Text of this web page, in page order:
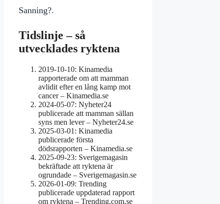
Sanning?.
Tidslinje – så
utvecklades ryktena
2019-10-10: Kinamedia
rapporterade om att mamman
avlidit efter en lång kamp mot
cancer – Kinamedia.se
2024-05-07: Nyheter24
publicerade att mamman sällan
syns men lever – Nyheter24.se
2025-03-01 : Kinamedia
publicerade första
dödsrapporten – Kinamedia.se
2025-09-23: Sverigemagasin
bekräftade att ryktena är
ogrundade – Sverigemagasin.se
2026-01-09: Trending
publicerade uppdaterad rapport
om ryktena – Trending.com.se